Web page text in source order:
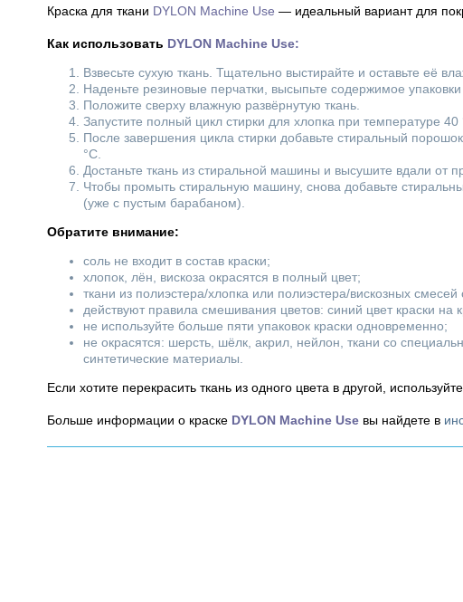
Краска для ткани DYLON Machine Use — идеальный вариант для
Как использовать DYLON Machine Use:
Взвесьте сухую ткань. Тщательно выстирайте и оставьте её
Наденьте резиновые перчатки, высыпьте содержимое
Положите сверху влажную развёрнутую ткань.
Запустите полный цикл стирки для хлопка при температуре 40
После завершения цикла стирки добавьте стиральный
°C.
Достаньте ткань из стиральной машины и высушите вдали от
Чтобы промыть стиральную машину, снова добавьте
(уже с пустым барабаном).
Обратите внимание:
соль не входит в состав краски;
хлопок, лён, вискоза окрасятся в полный цвет;
ткани из полиэстера/хлопка или полиэстера/вискозных
действуют правила смешивания цветов: синий цвет краски на
не используйте больше пяти упаковок краски одновременно;
не окрасятся: шерсть, шёлк, акрил, нейлон, ткани со
синтетические материалы.
Если хотите перекрасить ткань из одного цвета в другой, используйте
Больше информации о краске DYLON Machine Use вы найдете в